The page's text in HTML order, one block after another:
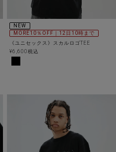
NEW
MORE10％OFF｜12日10時まで
《ユニセックス》スカルロゴTEE
¥6,600税込